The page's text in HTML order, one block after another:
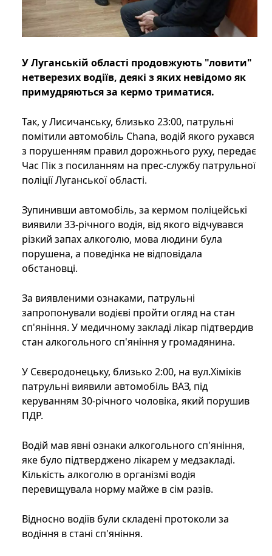
У Луганській області продовжують "ловити"
нетверезих водіїв, деякі з яких невідомо як
примудряються за кермо триматися.
Так, у Лисичанську, близько 23:00, патрульні
помітили автомобіль Chana, водій якого рухався
з порушенням правил дорожнього руху, передає
Час Пік з посиланням на прес-службу патрульної
поліції Луганської області.
Зупинивши автомобіль, за кермом поліцейські
виявили 33-річного водія, від якого відчувався
різкий запах алкоголю, мова людини була
порушена, а поведінка не відповідала
обстановці.
За виявленими ознаками, патрульні
запропонували водієві пройти огляд на стан
сп'яніння. У медичному закладі лікар підтвердив
стан алкогольного сп'яніння у громадянина.
У Сєвєродонецьку, близько 2:00, на вул.Хіміків
патрульні виявили автомобіль ВАЗ, під
керуванням 30-річного чоловіка, який порушив
ПДР.
Водій мав явні ознаки алкогольного сп'яніння,
яке було підтверджено лікарем у медзакладі.
Кількість алкоголю в організмі водія
перевищувала норму майже в сім разів.
Відносно водіїв були складені протоколи за
водіння в стані сп'яніння.